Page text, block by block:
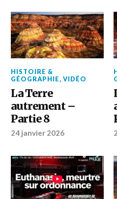
HISTOIRE &
GÉOGRAPHIE,VIDÉO
La Terre
autrement –
Partie 8
24 janvier 2026